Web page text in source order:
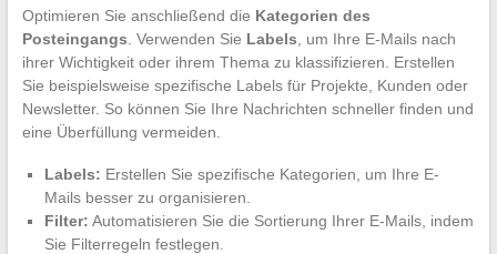
Optimieren Sie anschließend die Kategorien des
Posteingangs . Verwenden Sie Labels , um Ihre E-Mails nach
ihrer Wichtigkeit oder ihrem Thema zu klassifizieren. Erstellen
Sie beispielsweise spezifische Labels für Projekte, Kunden oder
Newsletter. So können Sie Ihre Nachrichten schneller finden und
eine Überfüllung vermeiden.
Labels: Erstellen Sie spezifische Kategorien, um Ihre E-
Mails besser zu organisieren.
Filter: Automatisieren Sie die Sortierung Ihrer E-Mails, indem
Sie Filterregeln festlegen.